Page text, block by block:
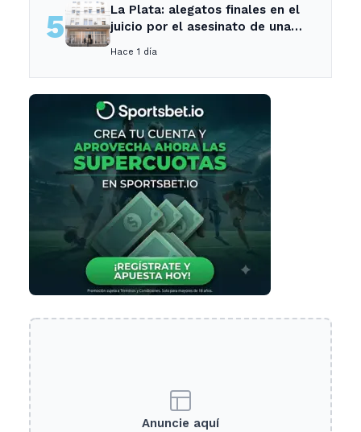
5
La Plata: alegatos finales en el
juicio por el asesinato de una
Hace 1 día
Anuncie aquí